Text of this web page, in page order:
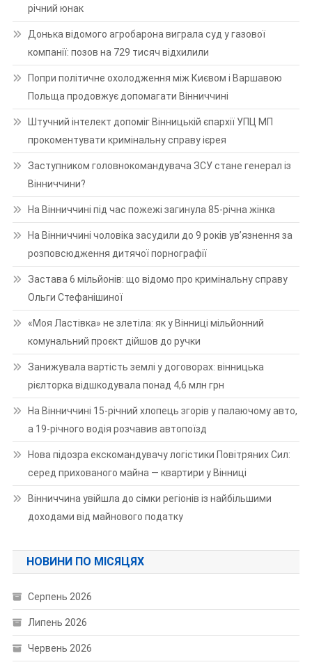
річний юнак
Донька відомого агробарона виграла суд у газової
компанії: позов на 729 тисяч відхилили
Попри політичне охолодження між Києвом і Варшавою
Польща продовжує допомагати Вінниччині
Штучний інтелект допоміг Вінницькій єпархії УПЦ МП
прокоментувати кримінальну справу ієрея
Заступником головнокомандувача ЗСУ стане генерал із
Вінниччини?
На Вінниччині під час пожежі загинула 85-річна жінка
На Вінниччині чоловіка засудили до 9 років ув’язнення за
розповсюдження дитячої порнографії
Застава 6 мільйонів: що відомо про кримінальну справу
Ольги Стефанішиної
«Моя Ластівка» не злетіла: як у Вінниці мільйонний
комунальний проєкт дійшов до ручки
Занижувала вартість землі у договорах: вінницька
рієлторка відшкодувала понад 4,6 млн грн
На Вінниччині 15-річний хлопець згорів у палаючому авто,
а 19-річного водія розчавив автопоїзд
Нова підозра екскомандувачу логістики Повітряних Сил:
серед прихованого майна — квартири у Вінниці
Вінниччина увійшла до сімки регіонів із найбільшими
доходами від майнового податку
НОВИНИ ПО МІСЯЦЯХ
Серпень 2026
Липень 2026
Червень 2026